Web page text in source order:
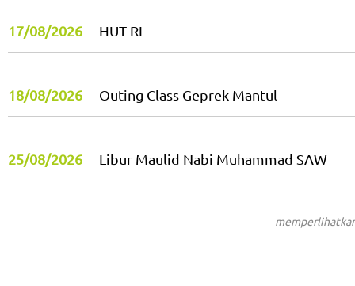
17/08/2026 HUT RI
18/08/2026 Outing Class Geprek Mantul
25/08/2026 Libur Maulid Nabi Muhammad SAW